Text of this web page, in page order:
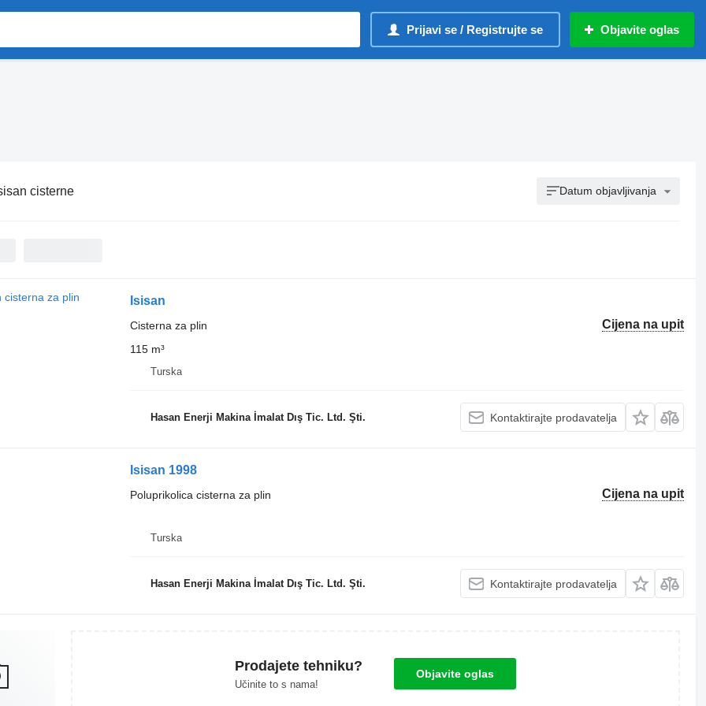
Prijavi se / Registrujte se Objavite oglas
cisterne Datum objavljivanja
Isisan
Cijena na upit
Cisterna za plin
115 m³
Turska
Hasan Enerji Makina İmalat Dış Tic. Ltd. Şti. Kontaktirajte prodavatelja
Isisan 1998
Cijena na upit
Poluprikolica cisterna za plin
Turska
Hasan Enerji Makina İmalat Dış Tic. Ltd. Şti. Kontaktirajte prodavatelja
Prodajete tehniku?
Učinite to s nama!
Objavite oglas